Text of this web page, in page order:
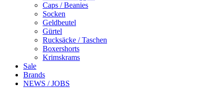
Caps / Beanies
Socken
Geldbeutel
Gürtel
Rucksäcke / Taschen
Boxershorts
Krimskrams
Sale
Brands
NEWS / JOBS